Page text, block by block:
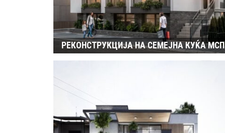
РЕКОНСТРУКЦИЈА НА СЕМEЈНА КУЌА MСП